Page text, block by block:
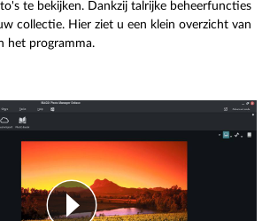
te bekijken. Dankzij talrijke beheerfuncties
collectie. Hier ziet u een klein overzicht van
het programma.